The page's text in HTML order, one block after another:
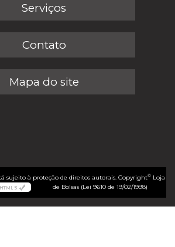
Serviços
Contato
Mapa do site
sujeito à proteção de direitos autorais. Copyright©Loja
de Bolsas (Lei 9610 de 19/02/1998)